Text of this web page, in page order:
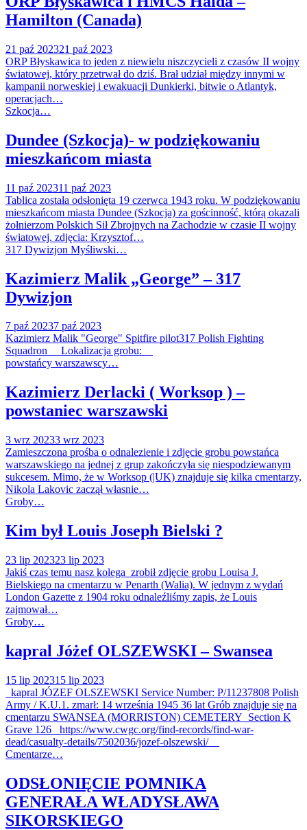
Hamilton (Canada)
21 paź 202321 paź 2023
ORP Błyskawica to jeden z niewielu niszczycieli z czasów II wojny
światowej, który przetrwał do dziś. Brał udział między innymi w
kampanii norweskiej i ewakuacji Dunkierki, bitwie o Atlantyk,
operacjach…
Szkocja…
Dundee (Szkocja)- w podziękowaniu
mieszkańcom miasta
11 paź 202311 paź 2023
Tablica została odsłonięta 19 czerwca 1943 roku. W podziękowaniu
mieszkańcom miasta Dundee (Szkocja) za gościnność, którą okazali
żołnierzom Polskich Sił Zbrojnych na Zachodzie w czasie II wojny
światowej. zdjęcia: Krzysztof…
317 Dywizjon Myśliwski…
Kazimierz Malik „George” – 317
Dywizjon
7 paź 20237 paź 2023
Kazimierz Malik "George" Spitfire pilot317 Polish Fighting
Squadron Lokalizacja grobu:
powstańcy warszawscy…
Kazimierz Derlacki ( Worksop ) –
powstaniec warszawski
3 wrz 20233 wrz 2023
Zamieszczona prośba o odnalezienie i zdjęcie grobu powstańca
warszawskiego na jednej z grup zakończyła się niespodziewanym
sukcesem. Mimo, że w Worksop (|UK) znajduje się kilka cmentarzy,
Nikola Lakovic zaczął własnie…
Groby…
Kim był Louis Joseph Bielski ?
23 lip 202323 lip 2023
Jakiś czas temu nasz kolega zrobił zdjęcie grobu Louisa J.
Bielskiego na cmentarzu w Penarth (Walia). W jednym z wydań
London Gazette z 1904 roku odnaleźliśmy zapis, że Louis
zajmował…
Groby…
kapral Jóżef OLSZEWSKI – Swansea
15 lip 202315 lip 2023
kapral JÓZEF OLSZEWSKI Service Number: P/11237808 Polish
Army / K.U.1. zmarł: 14 września 1945 36 lat Grób znajduje się na
cmentarzu SWANSEA (MORRISTON) CEMETERY Section K
Grave 126 https://www.cwgc.org/find-records/find-war-
dead/casualty-details/7502036/jozef-olszewski/
Cmentarze…
ODSŁONIĘCIE POMNIKA
GENERAŁA WŁADYSŁAWA
SIKORSKIEGO